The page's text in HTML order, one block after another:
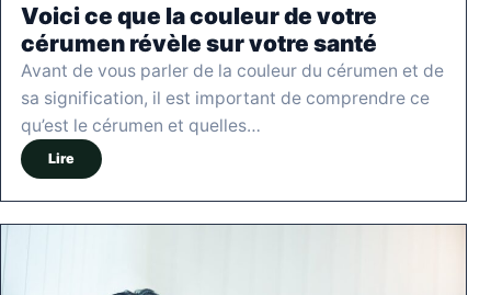
Voici ce que la couleur de votre
cérumen révèle sur votre santé
Avant de vous parler de la couleur du cérumen et de
sa signification, il est important de comprendre ce
qu’est le cérumen et quelles…
Lire